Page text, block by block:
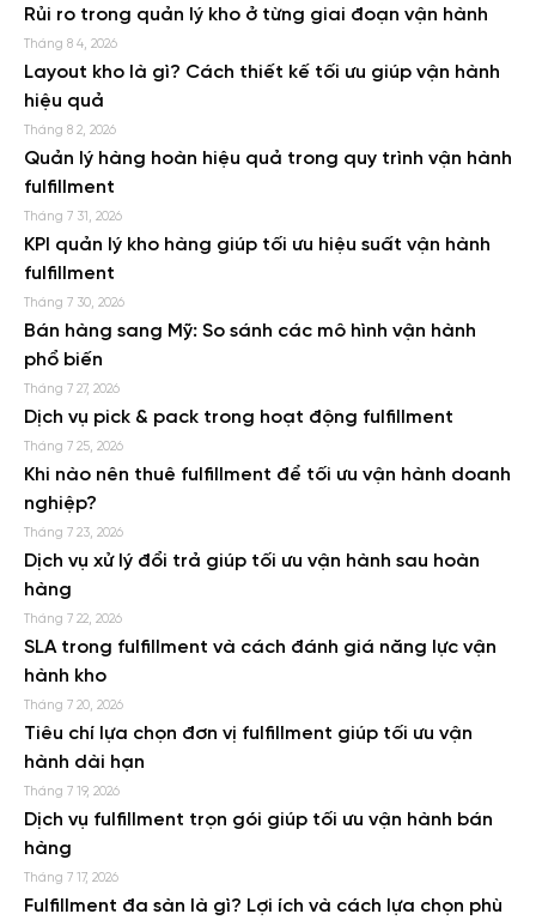
Rủi ro trong quản lý kho ở từng giai đoạn vận hành
Tháng 8 4, 2026
Layout kho là gì? Cách thiết kế tối ưu giúp vận hành
hiệu quả
Tháng 8 2, 2026
Quản lý hàng hoàn hiệu quả trong quy trình vận hành
fulfillment
Tháng 7 31, 2026
KPI quản lý kho hàng giúp tối ưu hiệu suất vận hành
fulfillment
Tháng 7 30, 2026
Bán hàng sang Mỹ: So sánh các mô hình vận hành
phổ biến
Tháng 7 27, 2026
Dịch vụ pick & pack trong hoạt động fulfillment
Tháng 7 25, 2026
Khi nào nên thuê fulfillment để tối ưu vận hành doanh
nghiệp?
Tháng 7 23, 2026
Dịch vụ xử lý đổi trả giúp tối ưu vận hành sau hoàn
hàng
Tháng 7 22, 2026
SLA trong fulfillment và cách đánh giá năng lực vận
hành kho
Tháng 7 20, 2026
Tiêu chí lựa chọn đơn vị fulfillment giúp tối ưu vận
hành dài hạn
Tháng 7 19, 2026
Dịch vụ fulfillment trọn gói giúp tối ưu vận hành bán
hàng
Tháng 7 17, 2026
Fulfillment đa sàn là gì? Lợi ích và cách lựa chọn phù